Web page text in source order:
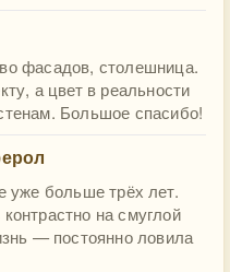
фасадов, столешница.
а цвет в реальности
Большое спасибо!
уже больше трёх лет.
на смуглой
— постоянно ловила